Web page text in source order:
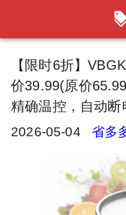
【限时6折】
价39.99(原价
精确温控，自动断
2026-05-04 省多